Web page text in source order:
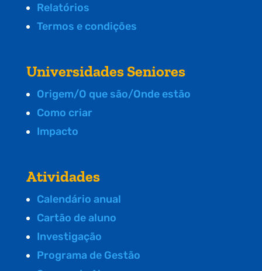
Relatórios
Termos e condições
Universidades Seniores
Origem/O que são/Onde estão
Como criar
Impacto
Atividades
Calendário anual
Cartão de aluno
Investigação
Programa de Gestão